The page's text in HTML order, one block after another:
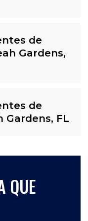
de
Gardens,
de
Gardens, FL
QUE